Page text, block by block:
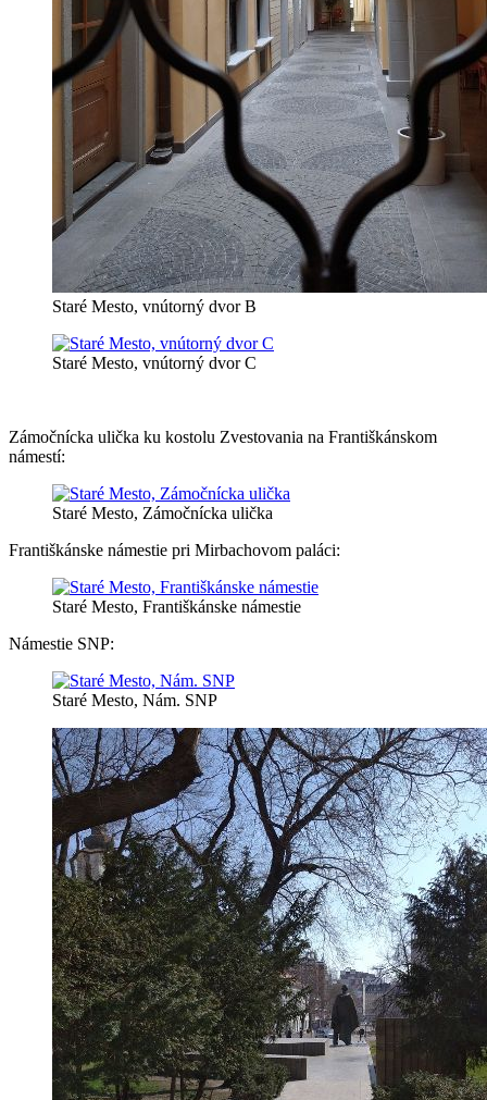
Staré Mesto, vnútorný dvor B
Staré Mesto, vnútorný dvor C
Zámočnícka ulička ku kostolu Zvestovania na Františkánskom
námestí:
Staré Mesto, Zámočnícka ulička
Františkánske námestie pri Mirbachovom paláci:
Staré Mesto, Františkánske námestie
Námestie SNP:
Staré Mesto, Nám. SNP